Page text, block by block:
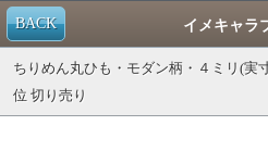
BACK イメキャラ
ちりめん丸ひも・モダン柄・４ミリ(
位 切り売り